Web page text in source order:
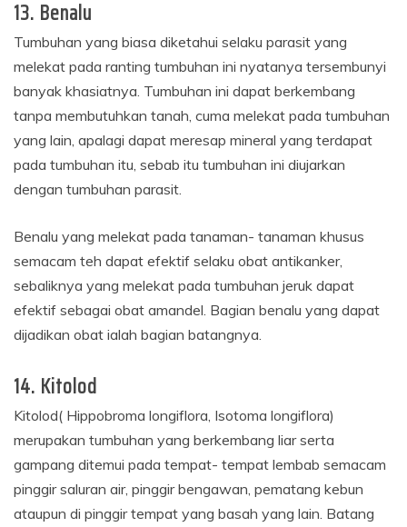
13. Benalu
Tumbuhan yang biasa diketahui selaku parasit yang
melekat pada ranting tumbuhan ini nyatanya tersembunyi
banyak khasiatnya. Tumbuhan ini dapat berkembang
tanpa membutuhkan tanah, cuma melekat pada tumbuhan
yang lain, apalagi dapat meresap mineral yang terdapat
pada tumbuhan itu, sebab itu tumbuhan ini diujarkan
dengan tumbuhan parasit.
Benalu yang melekat pada tanaman- tanaman khusus
semacam teh dapat efektif selaku obat antikanker,
sebaliknya yang melekat pada tumbuhan jeruk dapat
efektif sebagai obat amandel. Bagian benalu yang dapat
dijadikan obat ialah bagian batangnya.
14. Kitolod
Kitolod( Hippobroma longiflora, Isotoma longiflora)
merupakan tumbuhan yang berkembang liar serta
gampang ditemui pada tempat- tempat lembab semacam
pinggir saluran air, pinggir bengawan, pematang kebun
ataupun di pinggir tempat yang basah yang lain. Batang